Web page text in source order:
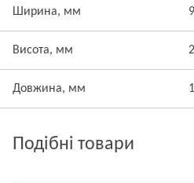
Ширина, мм
Висота, мм
Довжина, мм
Подібні товари